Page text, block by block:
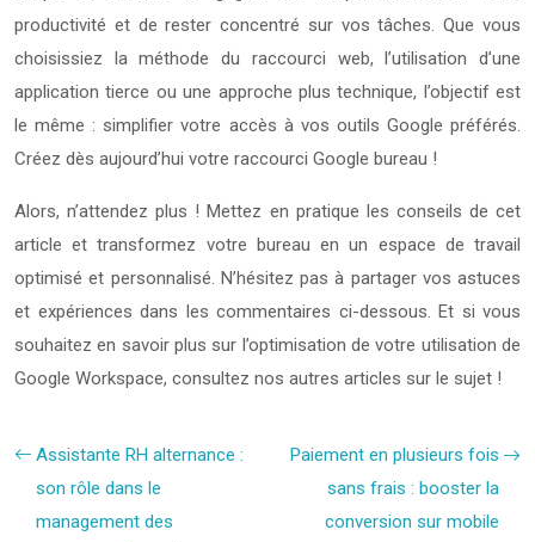
productivité et de rester concentré sur vos tâches. Que vous
choisissiez la méthode du raccourci web, l’utilisation d’une
application tierce ou une approche plus technique, l’objectif est
le même : simplifier votre accès à vos outils Google préférés.
Créez dès aujourd’hui votre raccourci Google bureau !
Alors, n’attendez plus ! Mettez en pratique les conseils de cet
article et transformez votre bureau en un espace de travail
optimisé et personnalisé. N’hésitez pas à partager vos astuces
et expériences dans les commentaires ci-dessous. Et si vous
souhaitez en savoir plus sur l’optimisation de votre utilisation de
Google Workspace, consultez nos autres articles sur le sujet !
Assistante RH alternance :
son rôle dans le
management des
Paiement en plusieurs fois
sans frais : booster la
conversion sur mobile